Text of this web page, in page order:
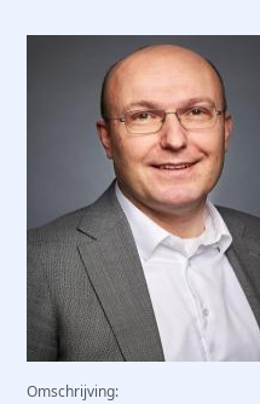
Omschrijving: